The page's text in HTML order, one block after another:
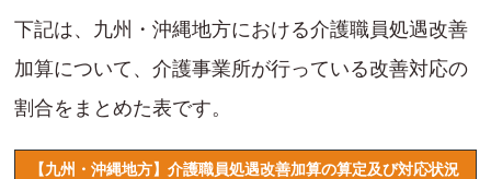
下記は、九州・沖縄地方における介護職員処遇改善
加算について、介護事業所が行っている改善対応の
割合をまとめた表です。
【九州・沖縄地方】介護職員処遇改善加算の算定及び対応状況